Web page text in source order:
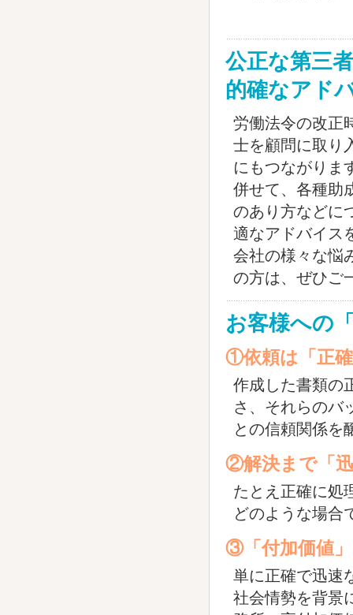
公正な第三
的確なアド
労働法令の改正
士を顧問に取り
にもつながりま
併せて、各種助
のあり方などに
適なアドバイス
会社の様々な悩
の方は、ぜひご
お客様への
①依頼は「正
作成した書類の
さ、それらのバ
との信頼関係を
②解決まで「
たとえ正確に処
どのような場合
③「付加価値
単に正確で迅速
社会情勢を背景